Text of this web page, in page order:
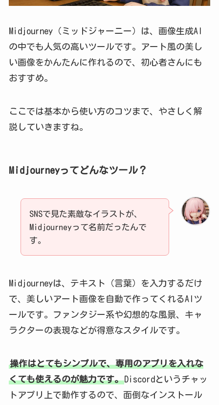
Midjourney（ミッドジャーニー）は、画像生成AI
の中でも人気の高いツールです。アート風の美し
い画像をかんたんに作れるので、初心者さんにも
おすすめ。
ここでは基本から使い方のコツまで、やさしく解
説していきますね。
Midjourneyってどんなツール？
SNSで見た素敵なイラストが、
Midjourneyって名前だったんで
す。
Midjourneyは、テキスト（言葉）を入力するだけ
で、美しいアート画像を自動で作ってくれるAIツ
ールです。ファンタジー系や幻想的な風景、キャ
ラクターの表現などが得意なスタイルです。
操作はとてもシンプルで、専用のアプリを入れな
くても使えるのが魅力です。Discordというチャッ
トアプリ上で動作するので、面倒なインストール